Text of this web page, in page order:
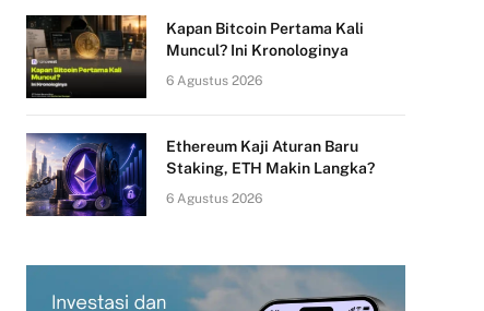
Kapan Bitcoin Pertama Kali
Muncul? Ini Kronologinya
6 Agustus 2026
Ethereum Kaji Aturan Baru
Staking, ETH Makin Langka?
6 Agustus 2026